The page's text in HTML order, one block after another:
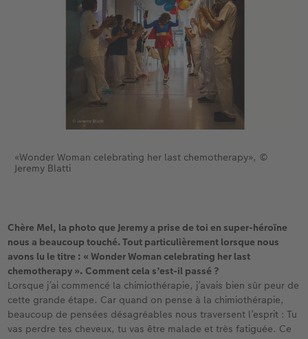
Accessoires
CEWE myPhotos
Accessoires
Nouveautés
«Wonder Woman celebrating her last chemotherapy», ©
Jeremy Blatti
Chère Mel, la photo que Jeremy a prise de toi en super-héroïne
nous a beaucoup touché. Tout particulièrement lorsque nous
avons lu le titre : « Wonder Woman celebrating her last
chemotherapy ». Comment cela s’est-il passé ?
Lorsque j’ai commencé la chimiothérapie, j’avais bien sûr peur de
cette grande étape. Car quand on pense à la chimiothérapie,
beaucoup de pensées désagréables nous traversent l’esprit : Tu
vas perdre tes cheveux, tu vas être malade et très fatiguée. Ce